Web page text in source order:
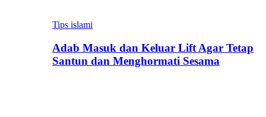
Tips islami
Adab Masuk dan Keluar Lift Agar Tetap
Santun dan Menghormati Sesama